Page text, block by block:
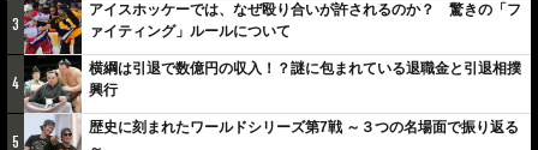
3
アイスホッケーでは、なぜ殴り合いが許されるのか？ 驚きの「フ
ァイティング」ルールについて
4
横綱は引退で数億円の収入！？謎に包まれている退職金と引退相撲
興行
5
歴史に刻まれたワールドシリーズ第7戦 ～３つの名場面で振り返る